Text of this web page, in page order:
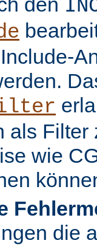
als Filter
wie
die